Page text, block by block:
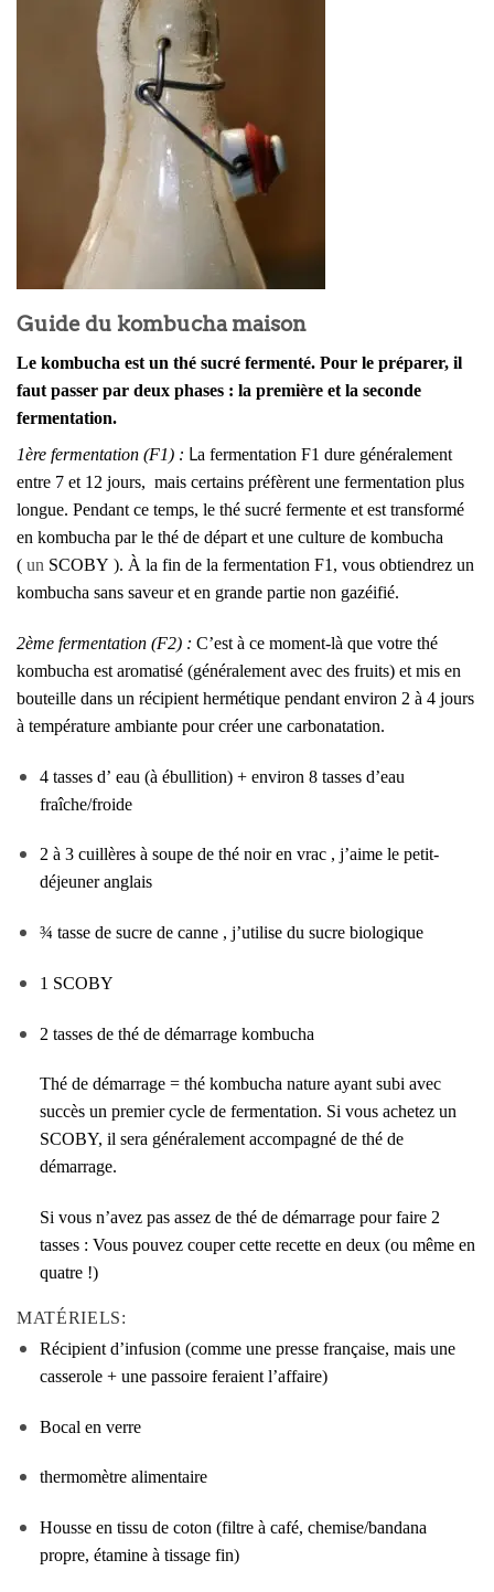
Guide du kombucha maison
Le kombucha est un thé sucré fermenté. Pour le préparer, il
faut passer par deux phases : la première et la seconde
fermentation.
1ère fermentation (F1) : La fermentation F1 dure généralement
entre 7 et 12 jours, mais certains préfèrent une fermentation plus
longue. Pendant ce temps, le thé sucré fermente et est transformé
en kombucha par le thé de départ et une culture de kombucha
( un SCOBY ). À la fin de la fermentation F1, vous obtiendrez un
kombucha sans saveur et en grande partie non gazéifié.
2ème fermentation (F2) : C’est à ce moment-là que votre thé
kombucha est aromatisé (généralement avec des fruits) et mis en
bouteille dans un récipient hermétique pendant environ 2 à 4 jours
à température ambiante pour créer une carbonatation.
4 tasses d’ eau (à ébullition) + environ 8 tasses d’eau
fraîche/froide
2 à 3 cuillères à soupe de thénoir en vrac , j’aime le petit-
déjeuner anglais
¾ tasse de sucrede canne , j’utilise du sucre biologique
1 SCOBY
2 tasses de thé de démarrage kombucha
Thé de démarrage = thé kombucha nature ayant subi avec
succès un premier cycle de fermentation. Si vous achetez un
SCOBY, il sera généralement accompagné de thé de
démarrage.
Si vous n’avez pas assez de thé de démarrage pour faire 2
tasses : Vous pouvez couper cette recette en deux (ou même en
quatre !)
MATÉRIELS:
Récipient d’infusion (comme une presse française, mais une
casserole + une passoire feraient l’affaire)
Bocal en verre
thermomètre alimentaire
Housse en tissu de coton (filtre à café, chemise/bandana
propre, étamine à tissage fin)